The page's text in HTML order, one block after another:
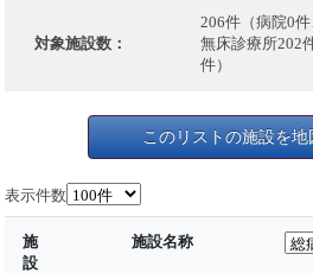
対象施設数：
206件（病院0件
無床診療所202
件）
このリストの施設を
表示件数
施
設
施設名称